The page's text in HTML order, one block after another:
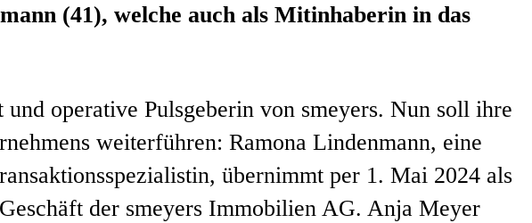
(41), welche auch als Mitinhaberin in das
operative Pulsgeberin von smeyers. Nun soll ihre
weiterführen: Ramona Lindenmann, eine
übernimmt per 1. Mai 2024 als
der smeyers Immobilien AG. Anja Meyer